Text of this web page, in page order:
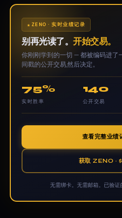
ZENO · 实时业绩记录
别再光读了。 开始交易。
你刚刚学到的一切 — 都被编码进了
间戳的公开交易,然后决定。
75%
实时胜率
140
公开交易
查看完整业绩
获取 ZENO ·
无需绑卡。无需邮箱。已验证